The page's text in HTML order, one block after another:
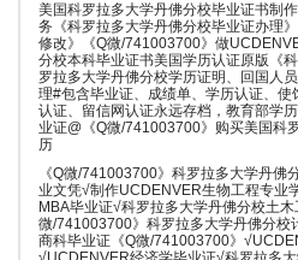
美国科罗拉多大学丹佛分校毕业证书制
务《科罗拉多大学丹佛分校毕业证办理
修改》《Q微/741003700》做
分校本科毕业证书美国学历认证原版《
罗拉多大学丹佛分校学历证明、回国人
理#包含毕业证、成绩单、学历认证、
认证、留信网认证永远存档，教育部学
业证@《Q微/741003700》购买美国科
历
《Q微/741003700》科罗拉多大学丹佛
业文凭√制作UCDENVER生物工程专业
MBA毕业证√科罗拉多大学丹佛分校土
微/741003700》科罗拉多大学丹佛分校
商科毕业证《Q微/741003700》